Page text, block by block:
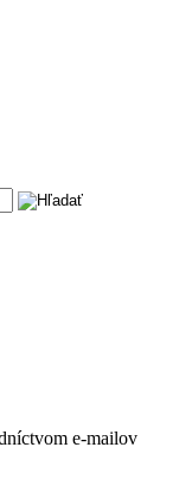
e-mailov